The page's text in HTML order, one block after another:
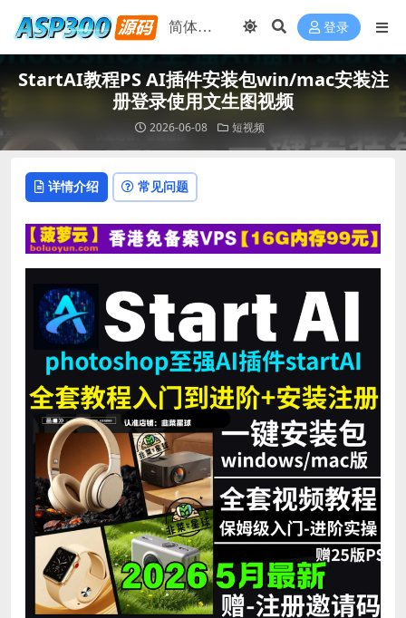
登录
StartAI教程PS AI插件安装包win/mac安装注
册登录使用文生图视频
2026-06-08 短视频
详情介绍 常见问题